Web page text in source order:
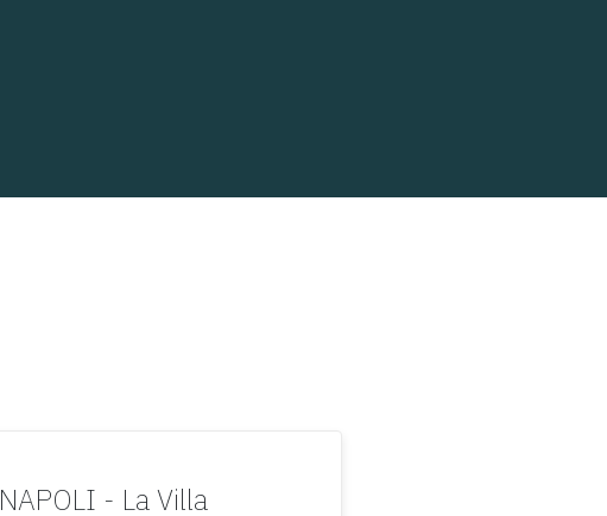
NAPOLI - La Villa